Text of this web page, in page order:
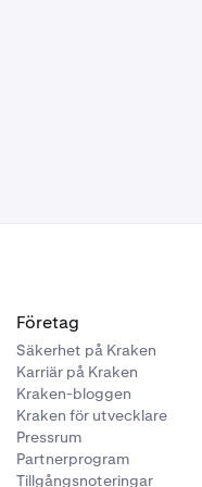
Företag
Säkerhet på Kraken
Karriär på Kraken
Kraken-bloggen
Kraken för utvecklare
Pressrum
Partnerprogram
Tillgångsnoteringar